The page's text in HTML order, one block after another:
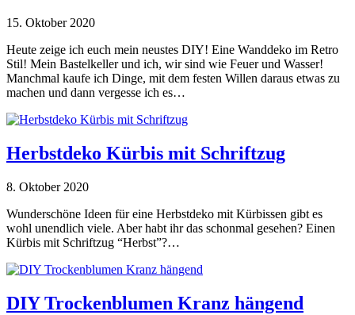
15. Oktober 2020
Heute zeige ich euch mein neustes DIY! Eine Wanddeko im Retro
Stil! Mein Bastelkeller und ich, wir sind wie Feuer und Wasser!
Manchmal kaufe ich Dinge, mit dem festen Willen daraus etwas zu
machen und dann vergesse ich es…
Herbstdeko Kürbis mit Schriftzug
8. Oktober 2020
Wunderschöne Ideen für eine Herbstdeko mit Kürbissen gibt es
wohl unendlich viele. Aber habt ihr das schonmal gesehen? Einen
Kürbis mit Schriftzug “Herbst”?…
DIY Trockenblumen Kranz hängend